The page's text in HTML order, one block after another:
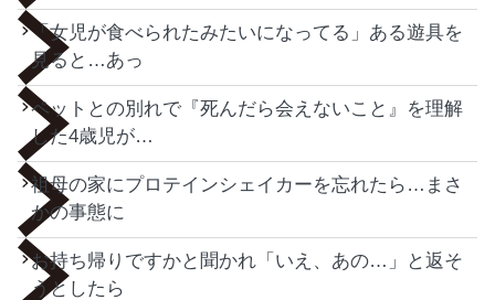
「女児が食べられたみたいになってる」ある遊具を
見ると…あっ
ペットとの別れで『死んだら会えないこと』を理解
した4歳児が…
祖母の家にプロテインシェイカーを忘れたら…まさ
かの事態に
お持ち帰りですかと聞かれ「いえ、あの…」と返そ
うとしたら